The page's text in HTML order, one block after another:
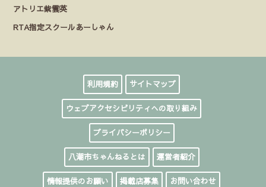
アトリエ紫雲英
RTA指定スクールあーしゃん
利用規約 サイトマップ
ウェブアクセシビリティへの取り組み
プライバシーポリシー
八潮市ちゃんねるとは 運営者紹介
情報提供のお願い 掲載店募集 お問い合わせ